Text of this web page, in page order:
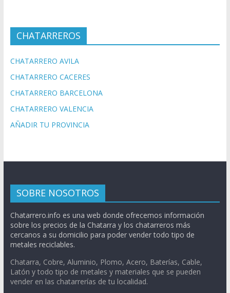
CHATARREROS
CHATARRERO AVILA
CHATARRERO CACERES
CHATARRERO BARCELONA
CHATARRERO VALENCIA
AÑADIR TU PROVINCIA
SOBRE NOSOTROS
Chatarrero.info es una web donde ofrecemos información
sobre los precios de la Chatarra y los chatarreros más
cercanos a su domicilio para poder vender todo tipo de
metales reciclables.
Chatarra, Cobre, Aluminio, Plomo, Acero, Baterías, Cable,
Latón y todo tipo de metales y materiales que se pueden
vender en las chatarrerías de tu localidad.